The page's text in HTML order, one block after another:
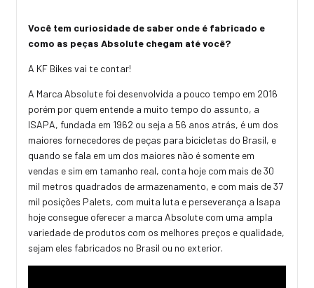
Você tem curiosidade de saber onde é fabricado e
como as peças Absolute chegam até você?
A KF Bikes vai te contar!
A Marca Absolute foi desenvolvida a pouco tempo em 2016
porém por quem entende a muito tempo do assunto, a
ISAPA, fundada em 1962 ou seja a 56 anos atrás, é um dos
maiores fornecedores de peças para bicicletas do Brasil, e
quando se fala em um dos maiores não é somente em
vendas e sim em tamanho real, conta hoje com mais de 30
mil metros quadrados de armazenamento, e com mais de 37
mil posições Palets, com muita luta e perseverança a Isapa
hoje consegue oferecer a marca Absolute com uma ampla
variedade de produtos com os melhores preços e qualidade,
sejam eles fabricados no Brasil ou no exterior.